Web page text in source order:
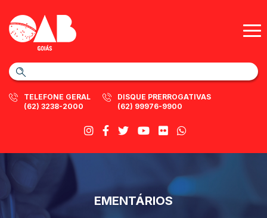
TELEFONE GERAL
(62) 3238-2000
DISQUE PRERROGATIVAS
(62) 99976-9900
EMENTÁRIOS